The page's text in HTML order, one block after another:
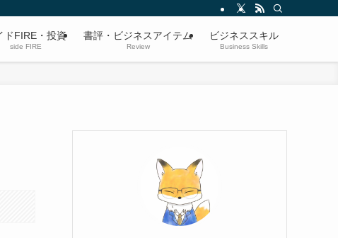
ドFIRE・投資
side FIRE
書評・ビジネスアイテム
Review
ビジネススキル
Business Skills